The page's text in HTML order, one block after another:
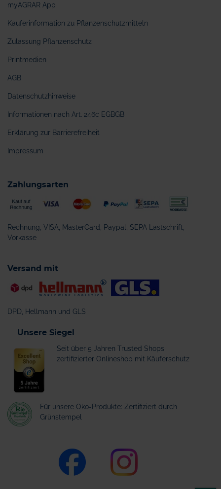
myAGRAR App
Käuferinformation zu Pflanzenschutzmitteln
Zulassung Pflanzenschutz
Printmedien
AGB
Datenschutzhinweise
Informationen nach Art. 246c EGBGB
Erklärung zur Barrierefreiheit
Impressum
Zahlungsarten
Rechnung, VISA, MasterCard, Paypal, SEPA Lastschrift,
Vorkasse
Versand mit
DPD, Hellmann und GLS
Unsere Siegel
Seit über 5 Jahren Trusted Shops
zertifizierter Onlineshop mit Käuferschutz
Für unsere Öko-Produkte: Zertifiziert durch
Grünstempel